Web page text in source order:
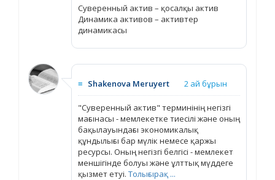
Суверенный актив – қосалқы актив
Динамика активов – активтер
динамикасы
≡ Shakenova Meruyert 2 ай бұрын
"Суверенный актив" терминінің негізгі
мағынасы - мемлекетке тиесілі және оның
бақылауындағы экономикалық
құндылығы бар мүлік немесе қаржы
ресурсы. Оның негізгі белгісі - мемлекет
меншігінде болуы және ұлттық мүддеге
қызмет етуі. Толығырақ ...